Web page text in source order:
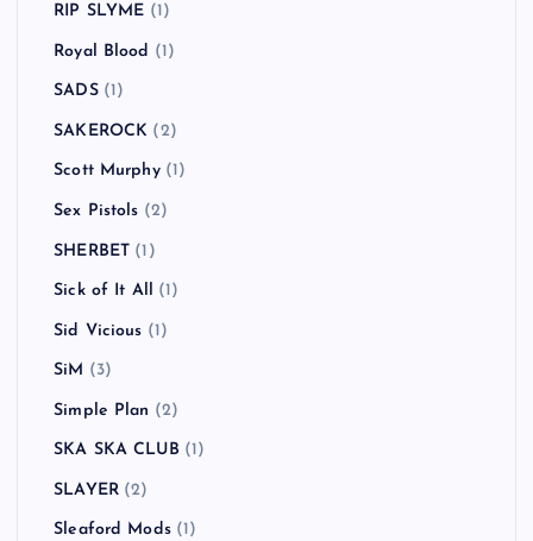
RIP SLYME (1)
Royal Blood (1)
SADS(1)
SAKEROCK (2)
Scott Murphy(1)
Sex Pistols (2)
SHERBET (1)
Sick of It All (1)
Sid Vicious (1)
SiM (3)
Simple Plan (2)
SKA SKA CLUB (1)
SLAYER(2)
Sleaford Mods(1)